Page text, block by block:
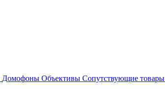
Домофоны Объективы Сопутствующие товары